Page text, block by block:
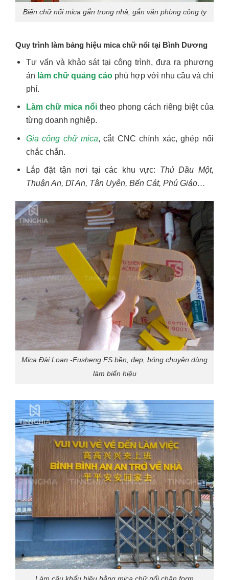
Biển chữ nổi mica gắn trong nhà, gắn văn phòng công ty
Quy trình làm bảng hiệu mica chữ nổi tại Bình Dương
Tư vấn và khảo sát tại công trình, đưa ra phương
án làm chữ quảng cáophù hợp với nhu cầu và chi
phí.
Làm chữ mica nổitheo phong cách riêng biệt của
từng doanh nghiệp.
Gia công chữ mica, cắt CNC chính xác, ghép nối
chắc chắn.
Lắp đặt tận nơi tại các khu vực: Thủ Dầu Một,
Thuận An, Dĩ An, Tân Uyên, Bến Cát, Phú Giáo…
Mica Đài Loan -Fusheng FS bền, đẹp, bóng chuyên dùng
làm biển hiệu
Làm câu khẩu hiệu bằng mica chữ nổi chân form